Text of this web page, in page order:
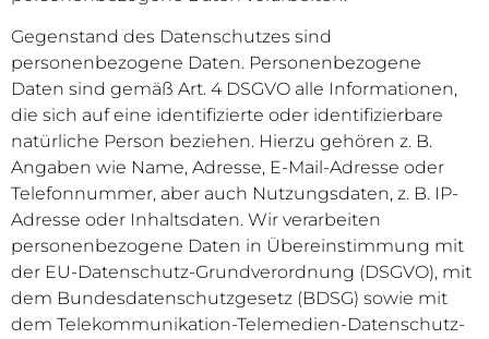
Gegenstand des Datenschutzes sind
personenbezogene Daten. Personenbezogene
Daten sind gemäß Art. 4 DSGVO alle Informationen,
die sich auf eine identifizierte oder identifizierbare
natürliche Person beziehen. Hierzu gehören z. B.
Angaben wie Name, Adresse, E-Mail-Adresse oder
Telefonnummer, aber auch Nutzungsdaten, z. B. IP-
Adresse oder Inhaltsdaten. Wir verarbeiten
personenbezogene Daten in Übereinstimmung mit
der EU-Datenschutz-Grundverordnung (DSGVO), mit
dem Bundesdatenschutzgesetz (BDSG) sowie mit
dem Telekommunikation-Telemedien-Datenschutz-